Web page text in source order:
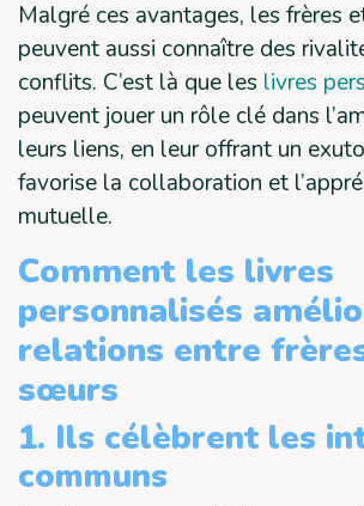
Malgré ces avantages, les frères
peuvent aussi connaître des
conflits. C’est là que les livres
peuvent jouer un rôle clé dans
leurs liens, en leur offrant un
favorise la collaboration et
mutuelle.
Comment les livres
personnalisés
relations entre
sœurs
1. Ils célèbrent les
communs